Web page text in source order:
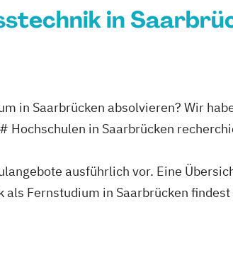
in
in Saarbrücken absolvieren? Wir
Hochschulen in Saarbrücken
ausführlich vor. Eine
Fernstudium in Saarbrücken